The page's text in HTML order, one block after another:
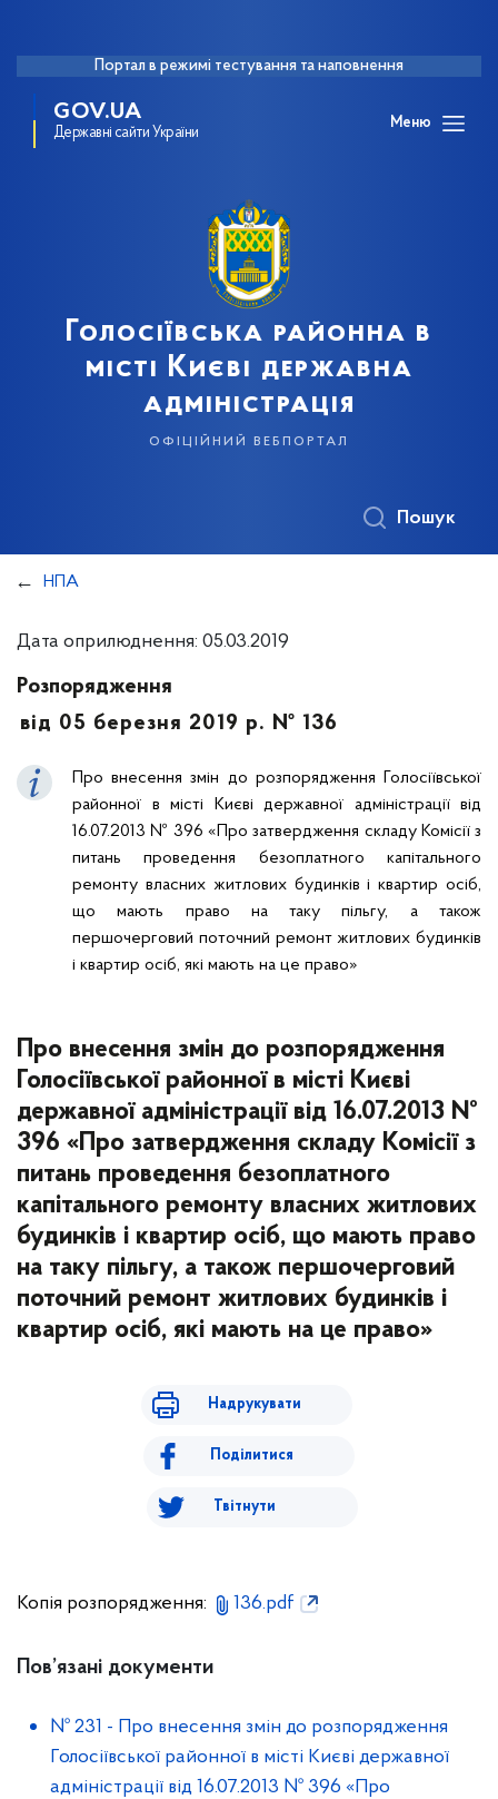
Портал в режимі тестування та наповнення
GOV.UA
Державні сайти України
Меню
Голосіївська районна в
місті Києві державна
адміністрація
офіційний вебпортал
Пошук
НПА
Дата оприлюднення: 05.03.2019
Розпорядження
від 05 березня 2019 р. № 136
Про внесення змін до розпорядження Голосіївської
районної в місті Києві державної адміністрації від
16.07.2013 № 396 «Про затвердження складу Комісії з
питань проведення безоплатного капітального
ремонту власних житлових будинків і квартир осіб,
що мають право на таку пільгу, а також
першочерговий поточний ремонт житлових будинків
і квартир осіб, які мають на це право»
Про внесення змін до розпорядження
Голосіївської районної в місті Києві
державної адміністрації від 16.07.2013 №
396 «Про затвердження складу Комісії з
питань проведення безоплатного
капітального ремонту власних житлових
будинків і квартир осіб, що мають право
на таку пільгу, а також першочерговий
поточний ремонт житлових будинків і
квартир осіб, які мають на це право»
Надрукувати
Поділитися
Твітнути
Копія розпорядження: 136.pdf
Пов’язані документи
№ 231 - Про внесення змін до розпорядження
Голосіївської районної в місті Києві державної
адміністрації від 16.07.2013 № 396 «Про